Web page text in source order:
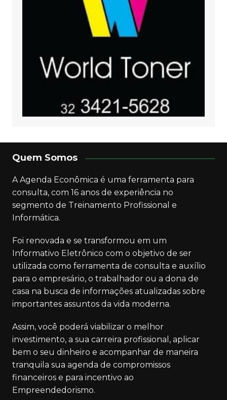
Quem Somos
A Agenda Econômica é uma ferramenta para
consulta, com 16 anos de experiência no
segmento de Treinamento Profissional e
Informática.
Foi renovada e se transformou em um
Informativo Eletrônico com o objetivo de ser
utilizada como ferramenta de consulta e auxílio
para o empresário, o trabalhador ou a dona de
casa na busca de informações atualizadas sobre
importantes assuntos da vida moderna.
Assim, você poderá viabilizar o melhor
investimento, a sua carreira profissional, aplicar
bem o seu dinheiro e acompanhar de maneira
tranquila sua agenda de compromissos
financeiros e para incentivo ao
Empreendedorismo.